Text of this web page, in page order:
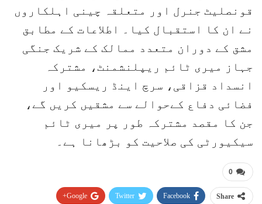
قونصلیٹ جنرل اور متعلقہ چینی اہلکاروں
نے ان کا استقبال کیا۔ اطلاعات کے مطابق
مشق کے دوران متعدد ممالک کے شریک جنگی
جہاز میری ٹائم ریپلنشمنٹ، مشترکہ
انسداد قزاقی، سرچ اینڈ ریسکیو اور
فضائی دفاع کےحوالے سے مشقیں کریں گے،
جن کا مقصد مشترکہ طور پر میری ٹائم
سیکیورٹی کی صلاحیت کو بڑھانا ہے۔
0
Share
Facebook
Twitter
Google+